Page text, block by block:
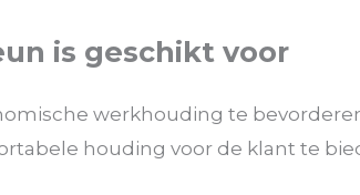
is geschikt voor
werkhouding te
houding voor de klant te